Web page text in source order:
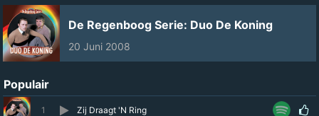
De Regenboog Serie: Duo De Koning
20 Juni 2008
Populair
1 Zij Draagt 'N Ring